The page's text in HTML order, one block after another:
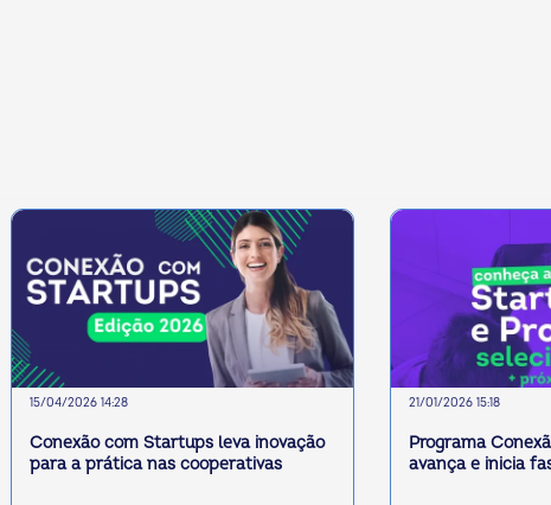
15/04/2026 14:28
Conexão com Startups leva inovação
para a prática nas cooperativas
21/01/2026 15:18
Programa
avança e inicia